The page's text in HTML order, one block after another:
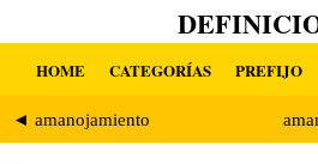
HOME CATEGORÍAS PREFIJO
◄ amanojamiento